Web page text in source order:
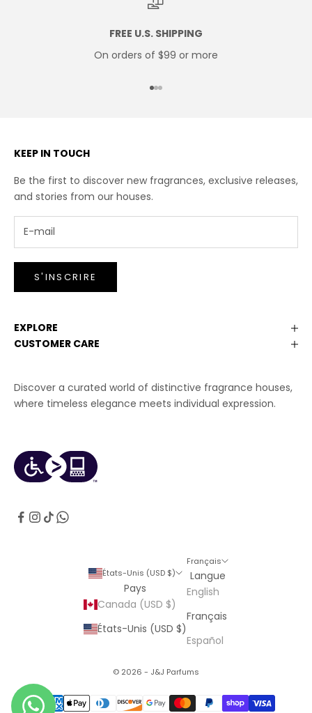
FREE U.S. SHIPPING
On orders of $99 or more
Aller à l'élément 1
Aller à l'élément 2
Aller à l'élément 3
KEEP IN TOUCH
Be the first to discover new fragrances, exclusive releases,
and stories from our houses.
S'INSCRIRE
EXPLORE
CUSTOMER CARE
Discover a curated world of distinctive fragrance houses,
where timeless elegance meets individual expression.
États-Unis (USD $)
Pays
Canada (USD $)
États-Unis (USD $)
Français
Langue
English
Français
Español
© 2026 - J&J Parfums